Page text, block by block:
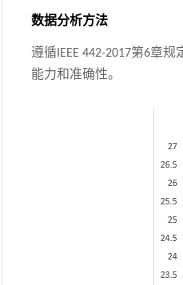
数据分析方法
遵循 IEEE 442-2017第6章规
能力和准确性。